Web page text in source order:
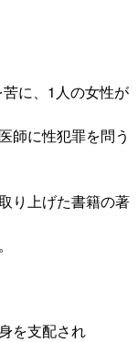
に、1人の女性が
師に性犯罪を問う
り上げた書籍の著
を支配され